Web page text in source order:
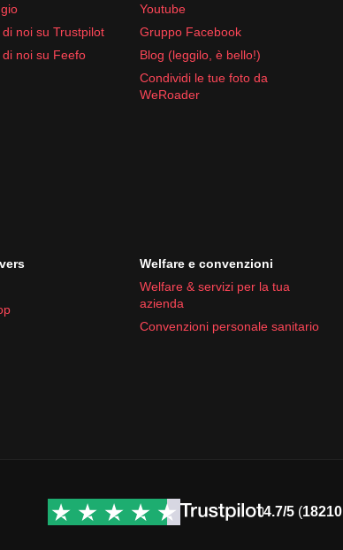
noi su Trustpilot
noi su Feefo
Youtube
Gruppo Facebook
Blog (leggilo, è bello!)
Condividi le tue foto da
WeRoader
Welfare e convenzioni
Welfare & servizi per la tua
azienda
Convenzioni personale sanitario
4.7/5 (18210